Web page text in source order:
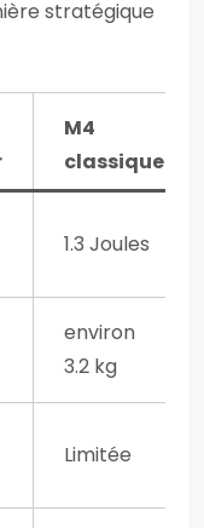
stratégique
M4
classique
1.3 Joules
environ
3.2 kg
Limitée